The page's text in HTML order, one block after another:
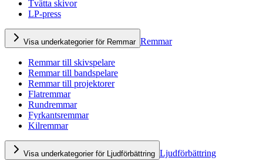
Tvätta skivor
LP-press
Visa underkategorier för Remmar Remmar
Remmar till skivspelare
Remmar till bandspelare
Remmar till projektorer
Flatremmar
Rundremmar
Fyrkantsremmar
Kilremmar
Visa underkategorier för Ljudförbättring Ljudförbättring